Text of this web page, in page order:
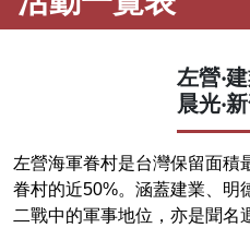
左營‧
晨光‧
左營海軍眷村是台灣保留面積
眷村的近50%。涵蓋建業、明
二戰中的軍事地位，亦是聞名